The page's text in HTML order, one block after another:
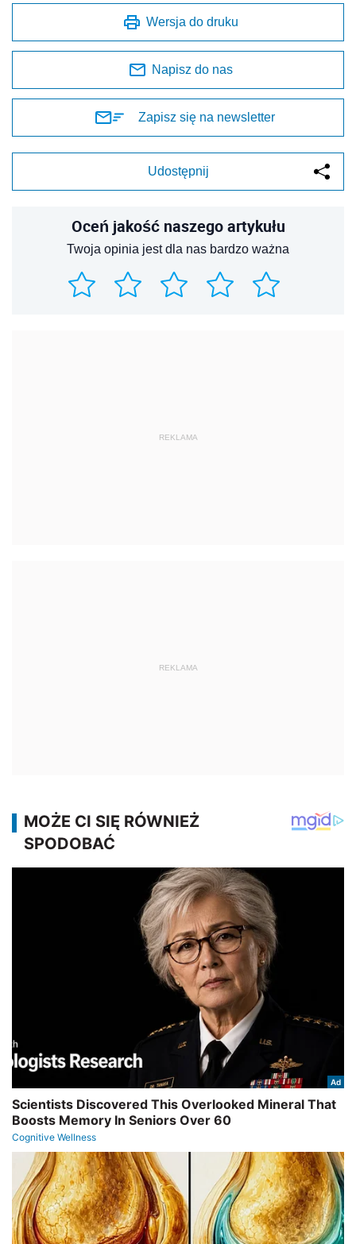
Wersja do druku
Napisz do nas
Zapisz się na newsletter
Udostępnij
Oceń jakość naszego artykułu
Twoja opinia jest dla nas bardzo ważna
REKLAMA
REKLAMA